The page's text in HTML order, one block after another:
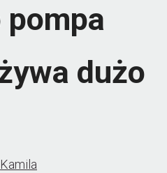
pompa
dużo
Kamila